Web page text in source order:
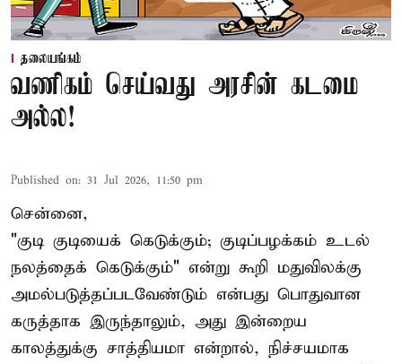
தலையங்கம்
வணிகம் செய்வது அரசின் கடமை
அல்ல!
Published on: 31 Jul 2026, 11:50 pm
சென்னை,
"குடி குடியைக் கெடுக்கும்; குடிப்பழக்கம் உடல்
நலத்தைக் கெடுக்கும்" என்று கூறி மதுவிலக்கு
அமல்படுத்தப்படவேண்டும் என்பது பொதுவான
கருத்தாக இருந்தாலும், அது இன்றைய
காலத்துக்கு சாத்தியமா என்றால், நிச்சயமாக